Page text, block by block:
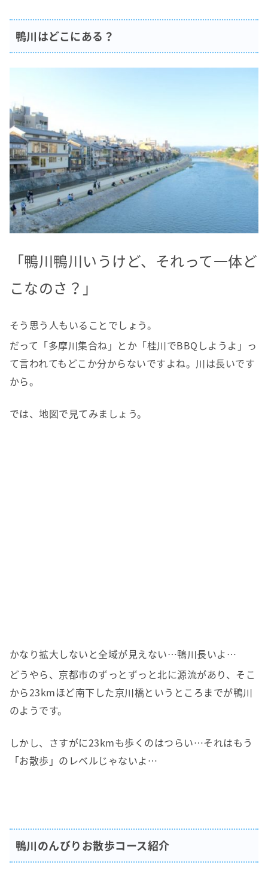
鴨川はどこにある？
「鴨川鴨川いうけど、それって一体ど
こなのさ？」
そう思う人もいることでしょう。
だって「多摩川集合ね」とか「桂川でBBQしようよ」っ
て言われてもどこか分からないですよね。川は長いです
から。
では、地図で見てみましょう。
かなり拡大しないと全域が見えない…鴨川長いよ…
どうやら、京都市のずっとずっと北に源流があり、そこ
から23kmほど南下した京川橋というところまでが鴨川
のようです。
しかし、さすがに23kmも歩くのはつらい…それはもう
「お散歩」のレベルじゃないよ…
鴨川のんびりお散歩コース紹介